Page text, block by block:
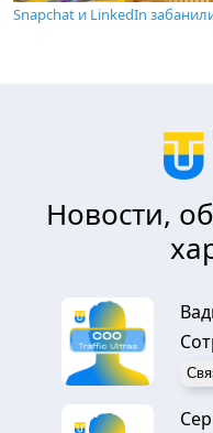
Snapchat и LinkedIn
Новости,